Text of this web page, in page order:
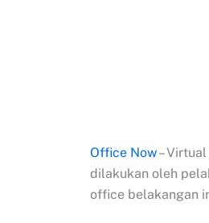
Office Now–
dilakukan oleh
office belakangan